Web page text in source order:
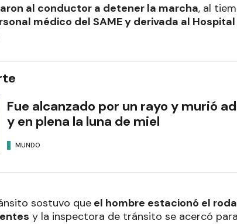
al conductor a detener la marcha, al
médico del SAME y derivada al
Fue alcanzado por un rayo y murió
y en plena la luna de miel
MUNDO
sostuvo que el hombre estacionó el
y la inspectora de tránsito se acercó